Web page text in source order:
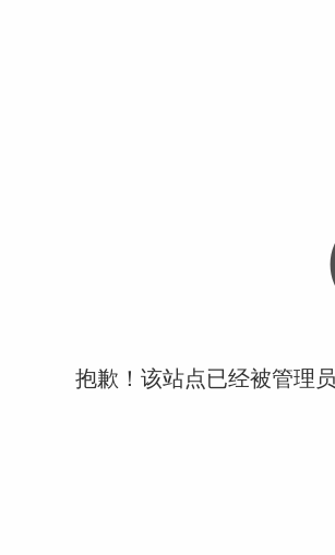
抱歉！该站点已经被管理